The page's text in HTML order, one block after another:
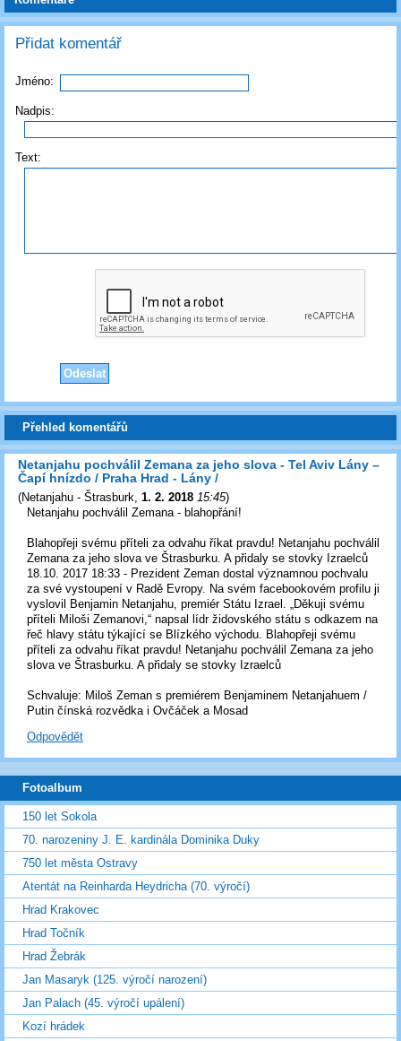
Přidat komentář
Jméno:
Nadpis:
Text:
Přehled komentářů
Netanjahu pochválil Zemana za jeho slova - Tel Aviv Lány –
Čapí hnízdo / Praha Hrad - Lány /
(Netanjahu - Štrasburk 1. 2. 2018 15:45)
Netanjahu pochválil Zemana - blahopřání!
Blahopřeji svému příteli za odvahu říkat pravdu! Netanjahu pochválil
Zemana za jeho slova ve Štrasburku. A přidaly se stovky Izraelců
18.10. 2017 18:33 - Prezident Zeman dostal významnou pochvalu
za své vystoupení v Radě Evropy. Na svém facebookovém profilu ji
vyslovil Benjamin Netanjahu, premiér Státu Izrael. „Děkuji svému
příteli Miloši Zemanovi,“ napsal lídr židovského státu s odkazem na
řeč hlavy státu týkající se Blízkého východu. Blahopřeji svému
příteli za odvahu říkat pravdu! Netanjahu pochválil Zemana za jeho
slova ve Štrasburku. A přidaly se stovky Izraelců
Schvaluje: Miloš Zeman s premiérem Benjaminem Netanjahuem /
Putin čínská rozvědka i Ovčáček a Mosad
Odpovědět
Fotoalbum
150 let Sokola
70. narozeniny J. E. kardinála Dominika Duky
750 let města Ostravy
Atentát na Reinharda Heydricha (70. výročí)
Hrad Krakovec
Hrad Točník
Hrad Žebrák
Jan Masaryk (125. výročí narození)
Jan Palach (45. výročí upálení)
Kozí hrádek